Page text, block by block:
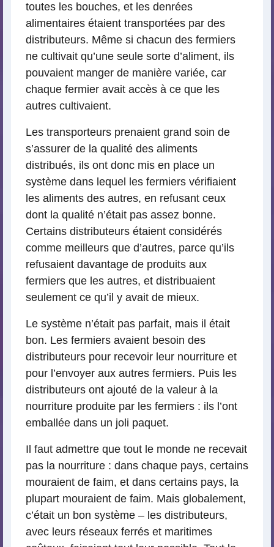
toutes les bouches, et les denrées
alimentaires étaient transportées par des
distributeurs. Même si chacun des fermiers
ne cultivait qu’une seule sorte d’aliment, ils
pouvaient manger de manière variée, car
chaque fermier avait accès à ce que les
autres cultivaient.
Les transporteurs prenaient grand soin de
s’assurer de la qualité des aliments
distribués, ils ont donc mis en place un
système dans lequel les fermiers vérifiaient
les aliments des autres, en refusant ceux
dont la qualité n’était pas assez bonne.
Certains distributeurs étaient considérés
comme meilleurs que d’autres, parce qu’ils
refusaient davantage de produits aux
fermiers que les autres, et distribuaient
seulement ce qu’il y avait de mieux.
Le système n’était pas parfait, mais il était
bon. Les fermiers avaient besoin des
distributeurs pour recevoir leur nourriture et
pour l’envoyer aux autres fermiers. Puis les
distributeurs ont ajouté de la valeur à la
nourriture produite par les fermiers : ils l’ont
emballée dans un joli paquet.
Il faut admettre que tout le monde ne recevait
pas la nourriture : dans chaque pays, certains
mouraient de faim, et dans certains pays, la
plupart mouraient de faim. Mais globalement,
c’était un bon système – les distributeurs,
avec leurs réseaux ferrés et maritimes